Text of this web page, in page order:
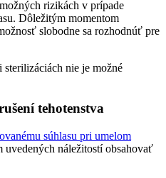
rizikách v prípade
Dôležitým momentom
slobodne sa rozhodnúť pre
nie je možné
tehotenstva
súhlasu pri umelom
uvedených náležitostí obsahovať